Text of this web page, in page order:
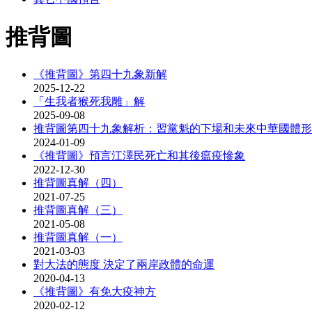
推背圖
《推背圖》第四十九象新解
2025-12-22
「生我者猴死我雕」解
2025-09-08
推背圖第四十九象解析：習黨魁的下場和未來中華國體
2024-01-09
《推背圖》預言江澤民死亡和其後瘟疫慘象
2022-12-30
推背圖真解（四）
2021-07-25
推背圖真解（三）
2021-05-08
推背圖真解（一）
2021-03-03
對大法的態度 決定了兩岸政體的命運
2020-04-13
《推背圖》有免大疫神方
2020-02-12